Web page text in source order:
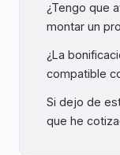
¿Tengo que
montar un
¿La
compatible
Si dejo de
que he